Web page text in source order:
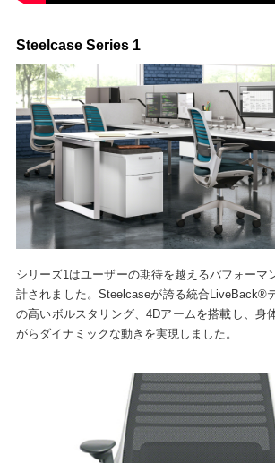
Steelcase Series 1
シリーズ1はユーザーの期待を越えるパフォーマ
計されました。Steelcaseが誇る統合LiveBack®
の高いボルスタリング、4Dアームを搭載し、身
がらダイナミックな動きを実現しました。